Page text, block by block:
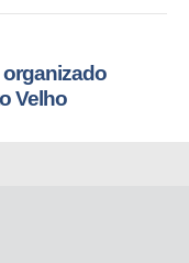
Velho